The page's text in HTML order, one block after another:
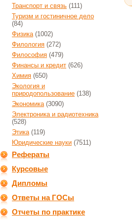
Транспорт и связь (111)
Туризм и гостиничное дело
(84)
Физика(1002)
Филология (272)
Философия (479)
Финансы и кредит (626)
Химия (650)
Экология и
природопользование (138)
Экономика(3090)
Электроника и радиотехника
(528)
Этика(119)
Юридические науки (7511)
Рефераты
Курсовые
Дипломы
Ответы на ГОСы
Отчеты по практике